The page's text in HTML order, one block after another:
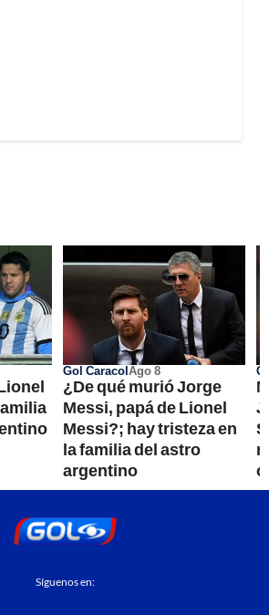
Gol CaracolAgo 8
¿De qué murió Jorge
Messi, papá de Lionel
Messi?; hay tristeza en
la familia del astro
argentino
Síguenos en: